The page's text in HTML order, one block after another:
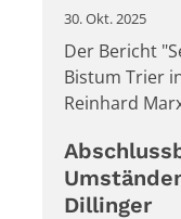
30. Okt. 2025
Der Bericht
Bistum Trier
Reinhard
Dillinger